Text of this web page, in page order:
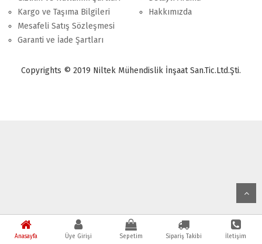
Anasayfa Üye Girişi Sepetim Sipariş Takibi İletişim
Kargo ve Taşıma Bilgileri
Mesafeli Satış Sözleşmesi
Garanti ve İade Şartları
Hakkımızda
Copyrights © 2019 Niltek Mühendislik İnşaat San.Tic.Ltd.Şti.